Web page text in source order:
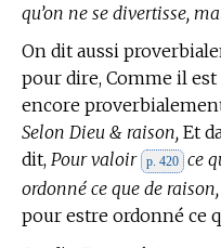
qu’on ne se divertisse,
On dit aussi
pour dire, Comme il est
encore
Selon Dieu & raison, Et
dit, Pour valoir p. 420 ce
ordonné ce que de raison,
pour estre ordonné ce